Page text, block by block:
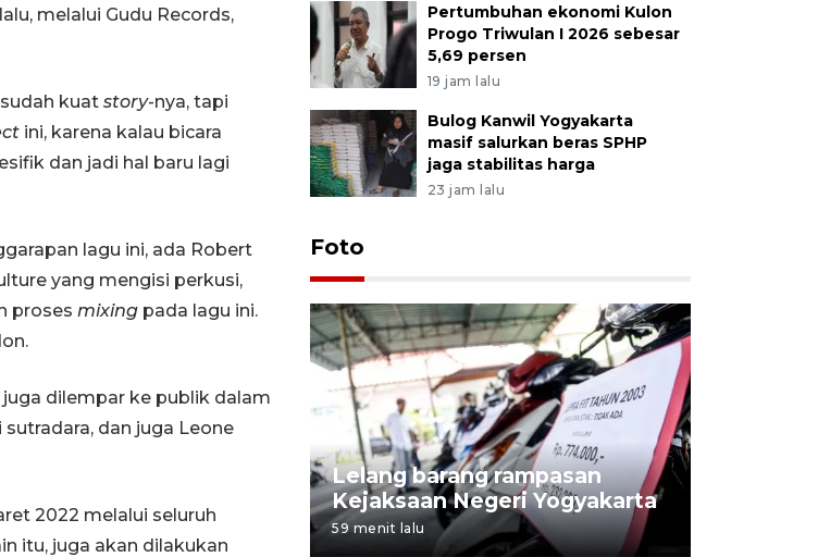
melalui Gudu Records,
kuat story-nya, tapi
ini, karena kalau bicara
dan jadi hal baru lagi
lagu ini, ada Robert
yang mengisi perkusi,
proses mixing pada lagu ini.
juga dilempar ke publik dalam
dan juga Leone
2022 melalui seluruh
itu, juga akan dilakukan
Pertumbuhan ekonomi Kulon
Progo Triwulan I 2026 sebesar
5,69 persen
19 jam lalu
Bulog Kanwil Yogyakarta
masif salurkan beras SPHP
jaga stabilitas harga
23 jam lalu
Foto
Lelang barang rampasan
Kejaksaan Negeri Yogyakarta
59 menit lalu